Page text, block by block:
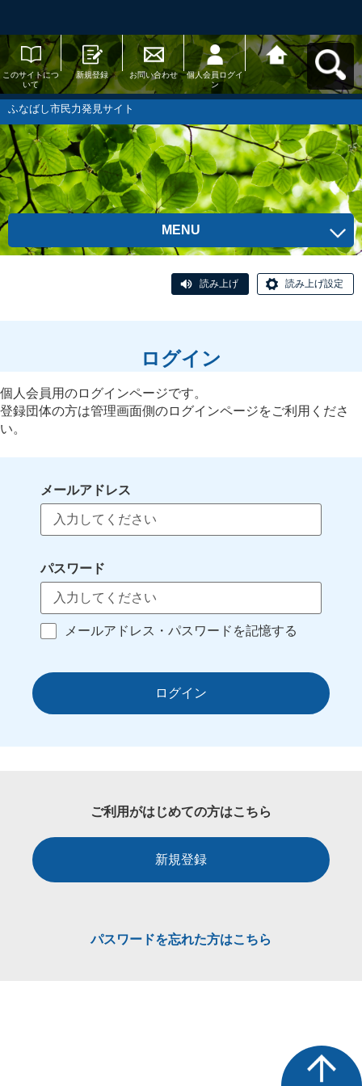
このサイトにつ
いて
新規登録 お問い合わせ
個人会員ログイ
ン
ふなばし市民力
発見サイトへ戻
る
ふなばし市民力発見サイト
MENU
読み上げ 読み上げ設定
ログイン
個人会員用のログインページです。
登録団体の方は管理画面側のログインページをご利用くださ
い。
メールアドレス
パスワード
メールアドレス・パスワードを記憶する
ログイン
ご利用がはじめての方はこちら
新規登録
パスワードを忘れた方はこちら